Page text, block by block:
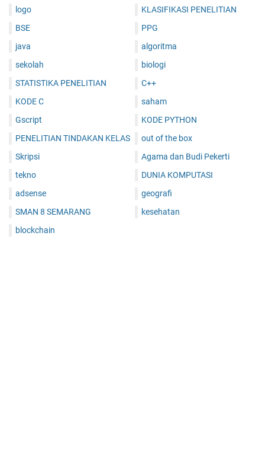
logo
BSE
java
sekolah
STATISTIKA PENELITIAN
KODE C
Gscript
PENELITIAN TINDAKAN KELAS
Skripsi
tekno
adsense
SMAN 8 SEMARANG
blockchain
KLASIFIKASI PENELITIAN
PPG
algoritma
biologi
C++
saham
KODE PYTHON
out of the box
Agama dan Budi Pekerti
DUNIA KOMPUTASI
geografi
kesehatan